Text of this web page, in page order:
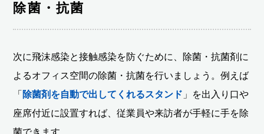
除菌・抗菌
次に飛沫感染と接触感染を防ぐために、除菌・抗菌剤に
よるオフィス空間の除菌・抗菌を行いましょう。例えば
「 除菌剤を自動で出してくれるスタンド 」を出入り口や
座席付近に設置すれば、従業員や来訪者が手軽に手を除